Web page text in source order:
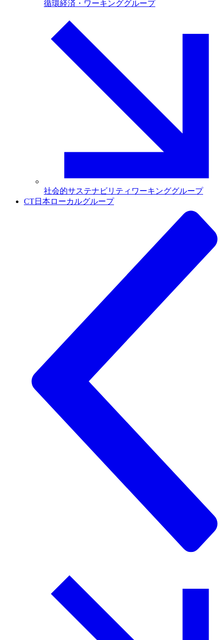
循環経済・ワーキンググループ
社会的サステナビリティワーキンググループ
CT日本ローカルグループ